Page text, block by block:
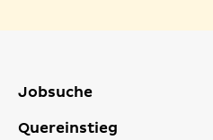
Jobsuche
Quereinstieg